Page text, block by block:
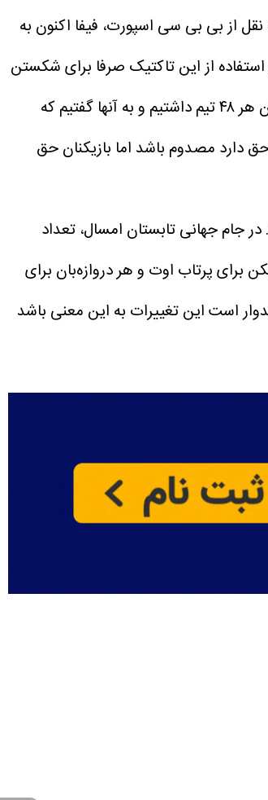
نقل از بی بی سی اسپورت، فیفا اکنون به
از این تاکتیک صرفا برای شکستن
کولینا گفت همه تیم‌ها باید از این موضوع آگاه باشند که این کار دیگر مجاز نیست. ما کارگاهی با همه مربیان هر ۴۸ تیم داشتیم و به آنها گفتیم که
دارد مصدوم باشد اما بازیکنان حق
در جام جهانی تابستان امسال، تعداد
پرتاب اوت و هر دروازه‌بان برای
است این تغییرات به این معنی باشد